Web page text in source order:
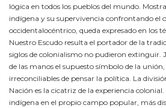
lógica en todos los pueblos del mundo.
indígena y su supervivencia confrontando el
occidentalocéntrico, queda expresado en los
Nuestro Escudo resulta el portador de la
siglos de colonialismo no pudieron extinguir.
de las manos el supuesto símbolo de la
irreconciliables de pensar la política. La
Nación es la cicatriz de la experiencia
indígena en el propio campo popular, más